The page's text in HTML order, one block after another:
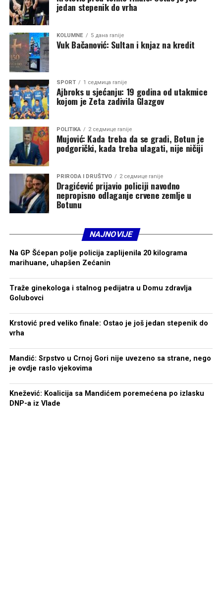
Crkva je kroz istoriju opstajala onda kada je bila iznad
počnu da određuju crkvene odnose, prestaje da bude
prostor okupljanja i postaje novo poprište sukoba.
Budućnost Srpske pravoslavne crkve u Crnoj Gori
zavisiće od toga da li ostaje duhovni oslonac svog naroda
ili postaje još jedno polje političkog nadmetanja koje će
Vučić iskoristiti za dobijanje političkog uticaja.
jedan stepenik do vrha
KOLUMNE 5 дана ranije
Vuk Bačanović: Sultan i knjaz na kredit
SPORT 1 седмица ranije
Ajbroks u sjećanju: 19 godina od utakmice
kojom je Zeta zadivila Glazgov
POLITIKA 2 седмице ranije
Mujović: Kada treba da se gradi, Botun je
podgorički, kada treba ulagati, nije ničiji
PRIRODA I DRUŠTVO 2 седмице ranije
Dragićević prijavio policiji navodno
nepropisno odlaganje crvene zemlje u
Botunu
NAJNOVIJE
Na GP Šćepan polje policija zaplijenila 20 kilograma
marihuane, uhapšen Zećanin
Traže ginekologa i stalnog pedijatra u Domu zdravlja
Golubovci
Krstović pred veliko finale: Ostao je još jedan stepenik do
vrha
Mandić: Srpstvo u Crnoj Gori nije uvezeno sa strane, nego
je ovdje raslo vjekovima
Knežević: Koalicija sa Mandićem poremećena po izlasku
DNP-a iz Vlade